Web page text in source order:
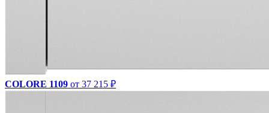
COLORE 1109 от 37 215 ₽